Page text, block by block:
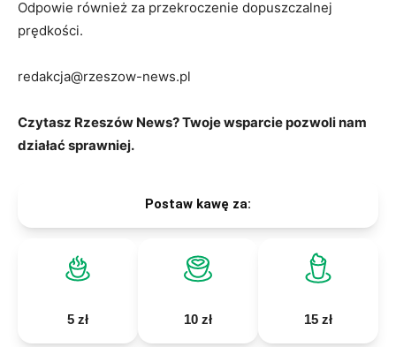
Odpowie również za przekroczenie dopuszczalnej
prędkości.
redakcja@rzeszow-news.pl
Czytasz Rzeszów News? Twoje wsparcie pozwoli nam
działać sprawniej.
Postaw kawę za:
5 zł 10 zł 15 zł